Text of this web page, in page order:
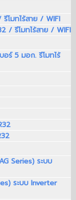
โมทไร้สาย / WIFI
/ รีโมทไร้สาย / WIFI
ร์ 5 มอก. รีโมทไร้
Series) ระบบ
ระบบ Inverter